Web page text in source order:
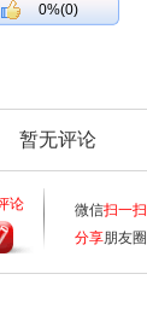
0%(0)
暂无评论
论 微信扫一扫
分享朋友圈